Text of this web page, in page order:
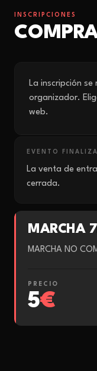
INSCRIPCIONES
La inscripción
organizador.
web.
EVENTO
La venta de
cerrada.
MARCHA
MARCHA NO
PRECIO
5€